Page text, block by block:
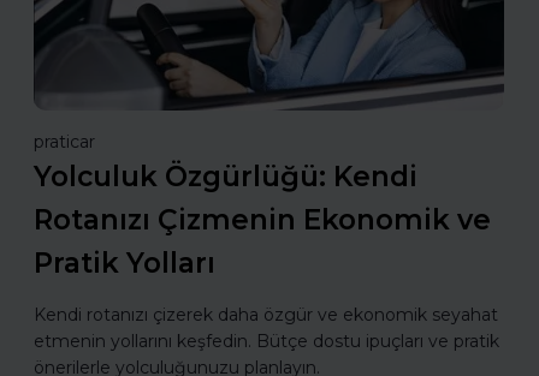
praticar
Yolculuk Özgürlüğü: Kendi
Rotanızı Çizmenin Ekonomik ve
Pratik Yolları
Kendi rotanızı çizerek daha özgür ve ekonomik seyahat
etmenin yollarını keşfedin. Bütçe dostu ipuçları ve pratik
önerilerle yolculuğunuzu planlayın.